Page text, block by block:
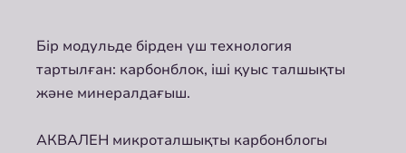
Бір модульде бірден үш технология
тартылған: карбонблок, іші қуыс талшықты
және минералдағыш.
АКВАЛЕН микроталшықты карбонблогы